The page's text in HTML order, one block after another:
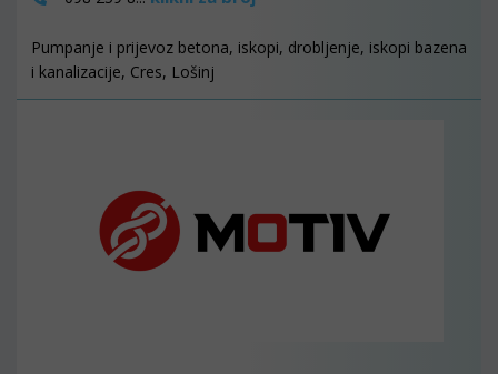
Pumpanje i prijevoz betona, iskopi, drobljenje, iskopi bazena
i kanalizacije, Cres, Lošinj